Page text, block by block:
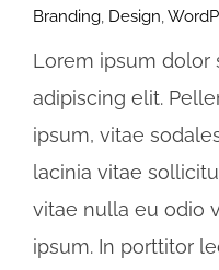
Branding, Design,
Lorem ipsum dolor
adipiscing elit.
ipsum, vitae
lacinia vitae
vitae nulla eu odio
ipsum. In porttitor